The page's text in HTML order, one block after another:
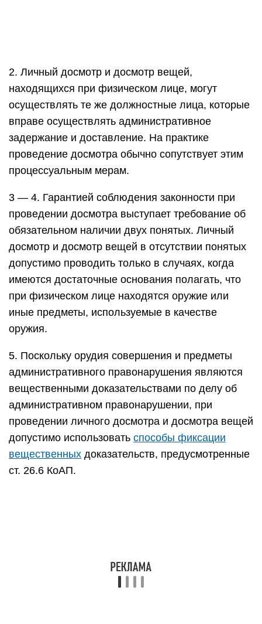
2. Личный досмотр и досмотр вещей,
находящихся при физическом лице, могут
осуществлять те же должностные лица, которые
вправе осуществлять административное
задержание и доставление. На практике
проведение досмотра обычно сопутствует этим
процессуальным мерам.
3 — 4. Гарантией соблюдения законности при
проведении досмотра выступает требование об
обязательном наличии двух понятых. Личный
досмотр и досмотр вещей в отсутствии понятых
допустимо проводить только в случаях, когда
имеются достаточные основания полагать, что
при физическом лице находятся оружие или
иные предметы, используемые в качестве
оружия.
5. Поскольку орудия совершения и предметы
административного правонарушения являются
вещественными доказательствами по делу об
административном правонарушении, при
проведении личного досмотра и досмотра вещей
допустимо использовать способы фиксации
вещественных доказательств, предусмотренные
ст. 26.6 КоАП.